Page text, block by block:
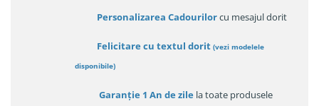
Personalizarea Cadourilorcu mesajul dorit
Felicitare cu textul dorit (vezi modelele
disponibile)
Garanție 1 An de zile la toate produsele